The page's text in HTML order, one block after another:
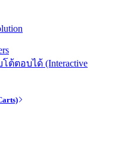
ตอบได้ (Interactive